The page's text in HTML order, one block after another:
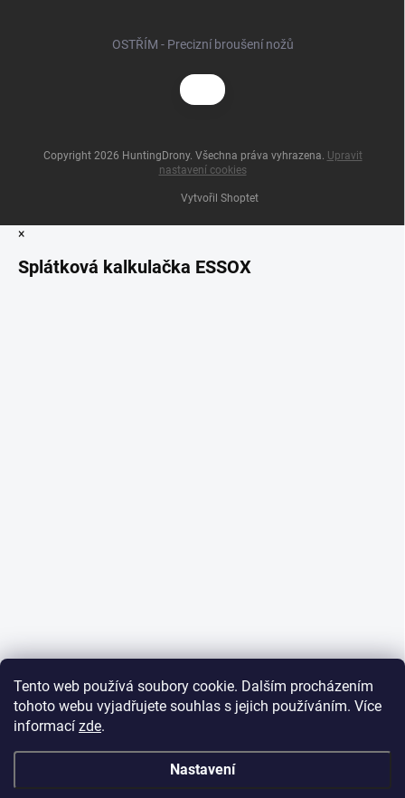
Tento web používá soubory cookie. Dalším procházením
tohoto webu vyjadřujete souhlas s jejich používáním. Více
informací zde.
Nastavení
OSTŘÍM - Precizní broušení nožů
Vytvořil Shoptet
Copyright 2026 HuntingDrony. Všechna práva vyhrazena. Upravit
nastavení cookies
×
Splátková kalkulačka ESSOX